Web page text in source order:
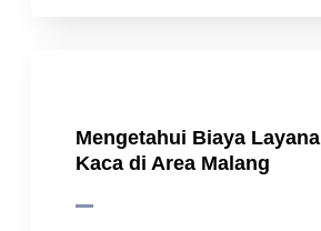
Mengetahui Biaya
Kaca di Area Malang